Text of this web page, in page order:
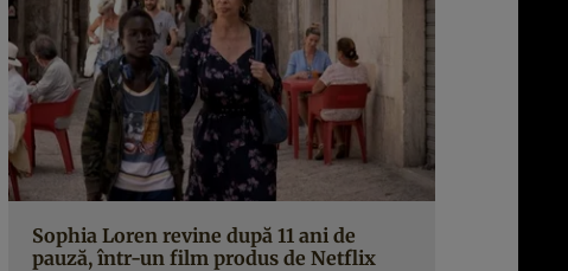
Sophia Loren revine după 11 ani de
pauză, într-un film produs de Netflix